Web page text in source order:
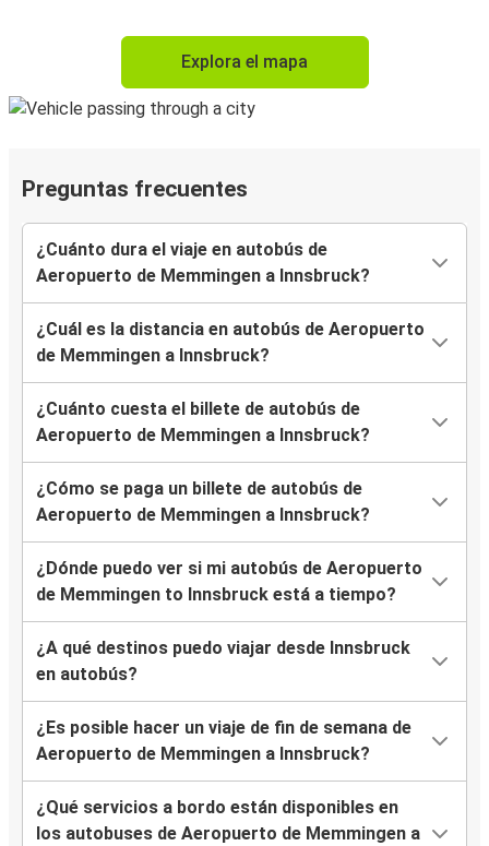
Explora el mapa
Preguntas frecuentes
¿Cuánto dura el viaje en autobús de
Aeropuerto de Memmingen a Innsbruck?
¿Cuál es la distancia en autobús de Aeropuerto
de Memmingen a Innsbruck?
¿Cuánto cuesta el billete de autobús de
Aeropuerto de Memmingen a Innsbruck?
¿Cómo se paga un billete de autobús de
Aeropuerto de Memmingen a Innsbruck?
¿Dónde puedo ver si mi autobús de Aeropuerto
de Memmingen to Innsbruck está a tiempo?
¿A qué destinos puedo viajar desde Innsbruck
en autobús?
¿Es posible hacer un viaje de fin de semana de
Aeropuerto de Memmingen a Innsbruck?
¿Qué servicios a bordo están disponibles en
los autobuses de Aeropuerto de Memmingen a